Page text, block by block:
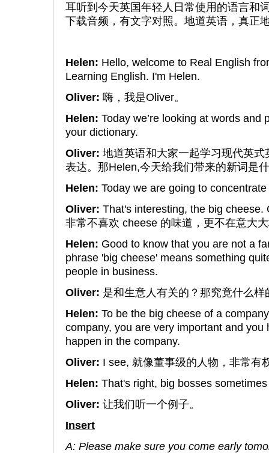
耳听到今天英国年轻人日常使用的语言和
下载音频，有文字对照。地道英语，真正
Helen: Hello, welcome to Real English
Learning English. I'm Helen.
Oliver: 嗨，我是Oliver。
Helen: Today we’re looking at words
your dictionary.
Oliver: 地道英语和大家一起学习现代英
表达。那Helen,今天给我们带来的新词是
Helen: Today we are going to
Oliver: That's interesting, the big
非常不喜欢 cheese 的味道，更不在意大
Helen: Good to know that you are not a
phrase 'big cheese' means something
people in business.
Oliver: 是和生意人有关的？那究竟什么
Helen: To be the big cheese of a
company, you are very important and
happen in the company.
Oliver: I see, 就像董事级的人物，非常有
Helen: That's right, big bosses
Oliver: 让我们听一个例子。
Insert
A: Please make sure you come early